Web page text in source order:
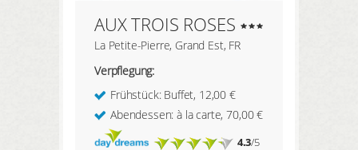
AUX TROIS ROSES
La Petite-Pierre, Grand Est, FR
Verpflegung:
Frühstück: Buffet, 12,00 €
Abendessen: à la carte, 70,00 €
4.3/5